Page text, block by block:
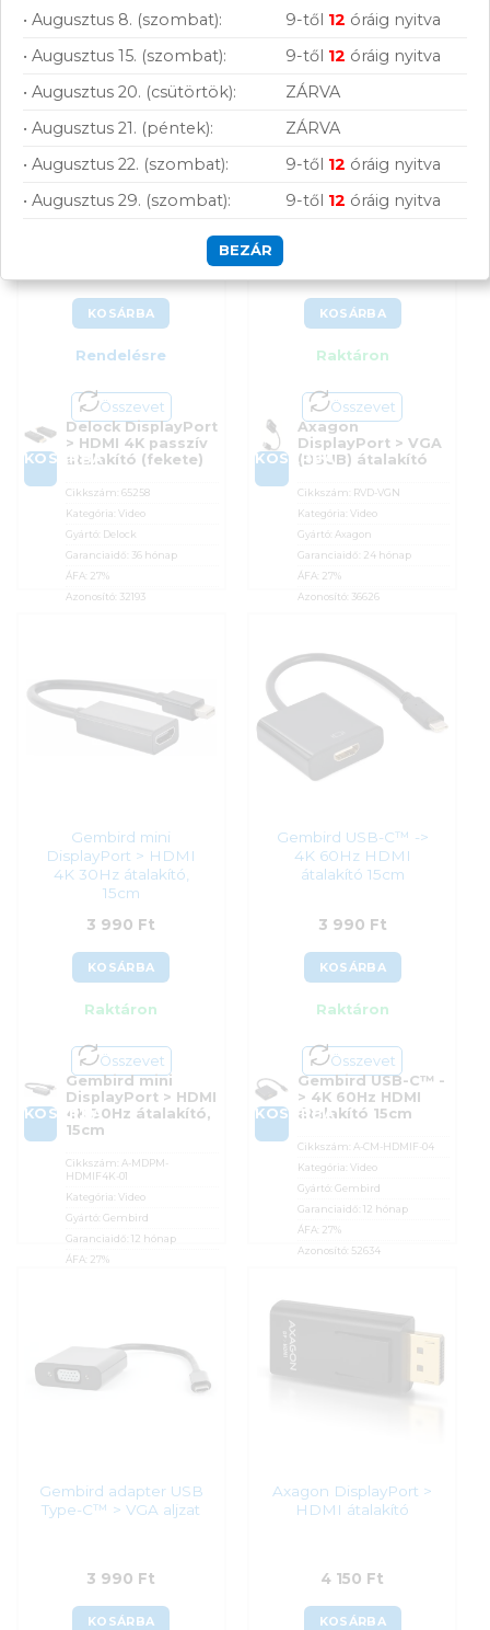
HDMI 4K passzív
KOSÁRBA
Rendelésre
Összevet
KOSÁRBA
Delock DisplayPort
> HDMI 4K passzív
átalakító (fekete)
Cikkszám:65258
Kategória:Video
Gyártó: Delock
Garanciaidő: 36 hónap
ÁFA: 27%
Azonosító: 32193
VGA (DSUB) átalakító
/ 5
KOSÁRBA
Raktáron
Összevet
KOSÁRBA
Axagon
DisplayPort > VGA
(DSUB) átalakító
Cikkszám: RVD-VGN
Kategória: Video
Gyártó: Axagon
Garanciaidő: 24 hónap
ÁFA: 27%
Azonosító: 36626
Gembird mini
DisplayPort > HDMI
4K 30Hz átalakító,
15cm
3 990 Ft
KOSÁRBA
Raktáron
Összevet
KOSÁRBA
Gembird mini
DisplayPort > HDMI
4K 30Hz átalakító,
15cm
Cikkszám: A-MDPM-
HDMIF4K-01
Kategória:Video
Gyártó:Gembird
Garanciaidő:12 hónap
ÁFA: 27%
Gembird USB-C™ ->
4K 60Hz HDMI
átalakító 15cm
3 990 Ft
KOSÁRBA
Raktáron
Összevet
KOSÁRBA
Gembird USB-C™ -
> 4K 60Hz HDMI
átalakító 15cm
Cikkszám: A-CM-HDMIF-04
Kategória: Video
Gyártó: Gembird
Garanciaidő: 12 hónap
ÁFA: 27%
Azonosító: 52634
Gembird adapter USB
Type-C™ > VGA aljzat
3 990 Ft
KOSÁRBA
Axagon DisplayPort >
HDMI átalakító
4 150 Ft
KOSÁRBA
• Augusztus 8. (szombat): 9-től 12 óráig nyitva
• Augusztus 15. (szombat):
9-től 12 óráig nyitva
• Augusztus 20. (csütörtök):
ZÁRVA
• Augusztus 21. (péntek):
ZÁRVA
• Augusztus 22. (szombat):
9-től 12 óráig nyitva
• Augusztus 29. (szombat):
9-től 12 óráig nyitva
BEZÁR